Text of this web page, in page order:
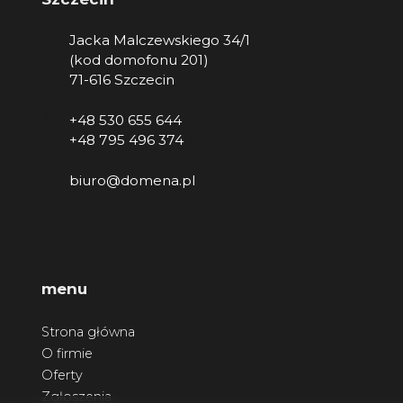
Jacka Malczewskiego 34/1
(kod domofonu 201)
71-616 Szczecin
+48 530 655 644
+48 795 496 374
biuro@domena.pl
menu
Strona główna
O firmie
Oferty
Zgłoszenia